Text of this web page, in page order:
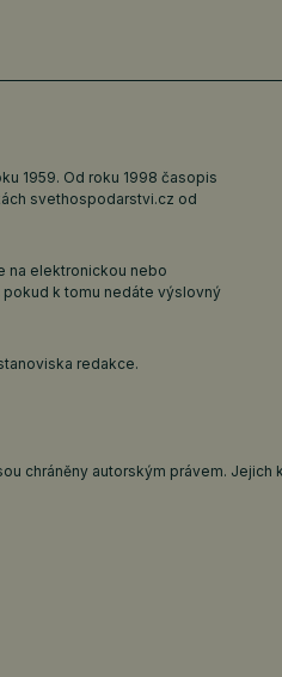
1959. Od roku 1998 časopis
svethospodarstvi.cz od
na elektronickou nebo
k tomu nedáte výslovný
redakce.
chráněny autorským právem.